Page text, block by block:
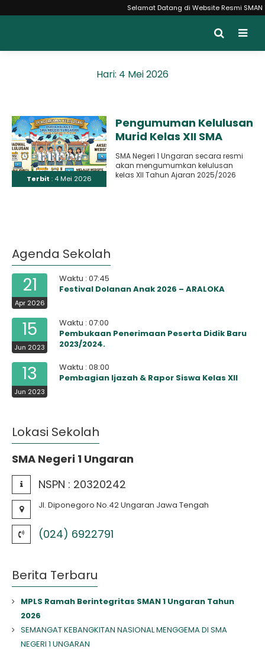
Selamat Datang di Website Resmi
Hari: 4 Mei 2026
Terbit : 4 Mei 2026
Pengumuman Kelulusan
Murid Kelas XII SMA
Negeri 1 Ungaran Tahun
Ajaran 2025/2026
SMA Negeri 1 Ungaran secara resmi
akan mengumumkan kelulusan
kelas XII Tahun Ajaran 2025/2026
Agenda Sekolah
21
Apr 2026
Waktu : 07:45
Festival Dolanan Anak 2026 – ARALOKA
15
Jun 2023
Waktu : 07:00
Pembukaan Penerimaan Peserta Didik Baru
2023/2024.
13
Jun 2023
Waktu : 08:00
Pembagian Ijazah & Rapor Siswa Kelas XII
Lokasi Sekolah
SMA Negeri 1 Ungaran
NSPN : 20320242
Jl. Diponegoro No.42 Ungaran Jawa Tengah
(024) 6922791
Berita Terbaru
MPLS Ramah Berintegritas SMAN 1 Ungaran Tahun
2026
SEMANGAT KEBANGKITAN NASIONAL MENGGEMA DI SMA
NEGERI 1 UNGARAN